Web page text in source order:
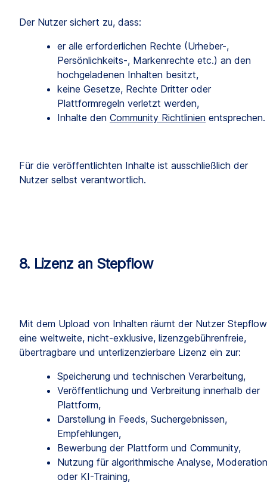
Der Nutzer sichert zu, dass:
er alle erforderlichen Rechte (Urheber-,
Persönlichkeits-, Markenrechte etc.) an den
hochgeladenen Inhalten besitzt,
keine Gesetze, Rechte Dritter oder
Plattformregeln verletzt werden,
Inhalte den Community Richtlinien entsprechen.
Für die veröffentlichten Inhalte ist ausschließlich der
Nutzer selbst verantwortlich.
8. Lizenz an Stepflow
Mit dem Upload von Inhalten räumt der Nutzer Stepflow
eine weltweite, nicht-exklusive, lizenzgebührenfreie,
übertragbare und unterlizenzierbare Lizenz ein zur:
Speicherung und technischen Verarbeitung,
Veröffentlichung und Verbreitung innerhalb der
Plattform,
Darstellung in Feeds, Suchergebnissen,
Empfehlungen,
Bewerbung der Plattform und Community,
Nutzung für algorithmische Analyse, Moderation
oder KI-Training,